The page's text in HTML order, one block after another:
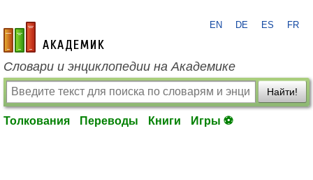
academic.ru
EN DE ES FR
Словари и энциклопедии на Академике
Найти!
Толкования Переводы Книги Игры ⚽